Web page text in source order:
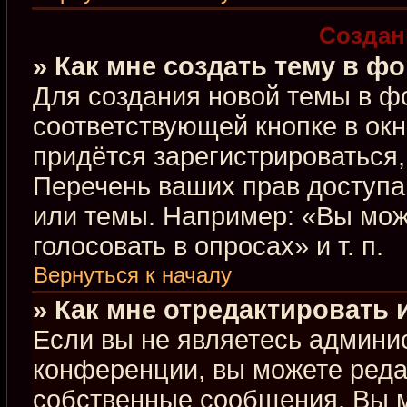
» Как мне создать тему в
Для создания новой темы в
соответствующей кнопке в
придётся
Перечень ваших прав
или темы. Например: «Вы
голосовать в опросах» и т. п.
Вернуться к началу
» Как мне
Если вы не являетесь
конференции, вы можете
собственные сообщения. Вы